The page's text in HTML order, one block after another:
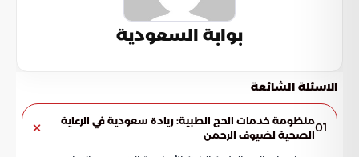
بوابة السعودية
الاسئلة الشائعة
01منظومة خدمات الحج الطبية: ريادة سعودية في الرعاية
الصحية لضيوف الرحمن